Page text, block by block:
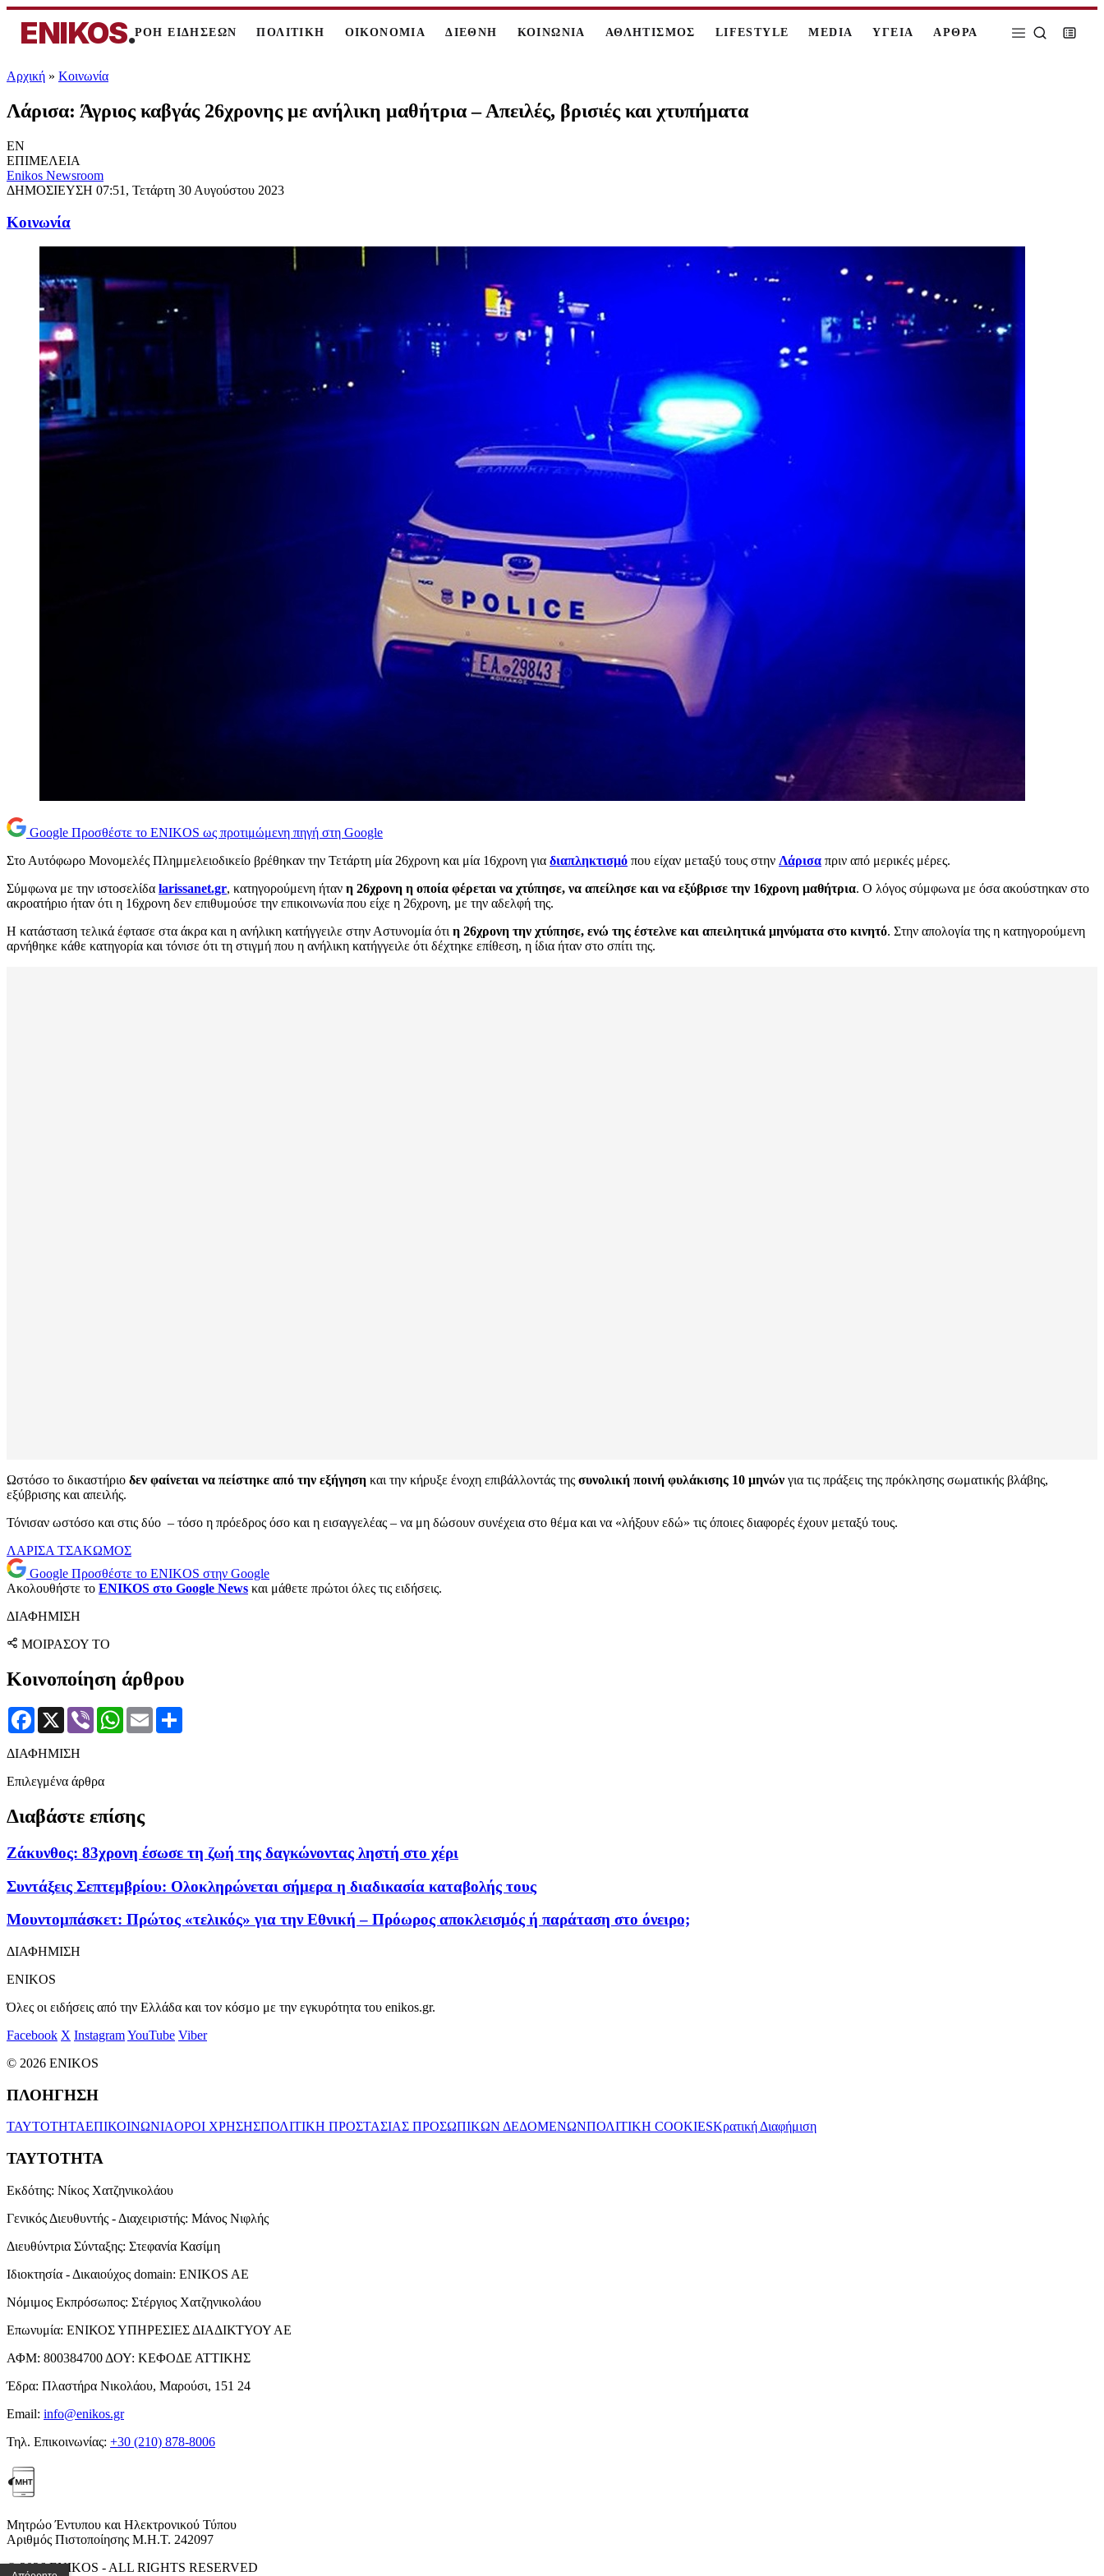
ENIKOS.ΡΟΗ ΕΙΔΗΣΕΩΝ ΠΟΛΙΤΙΚΗ ΟΙΚΟΝΟΜΙΑ ΔΙΕΘΝΗ ΚΟΙΝΩΝΙΑ ΑΘΛΗΤΙΣΜΟΣ LIFESTYLE MEDIA ΥΓΕΙΑ ΑΡΘΡΑ
Αρχική » Κοινωνία
Λάρισα: Άγριος καβγάς 26χρονης με ανήλικη μαθήτρια – Απειλές, βρισιές και χτυπήματα
EN
ΕΠΙΜΕΛΕΙΑ
Enikos Newsroom
ΔΗΜΟΣΙΕΥΣΗ 07:51, Τετάρτη 30 Αυγούστου 2023
Κοινωνία
Google Προσθέστε το ENIKOS ως προτιμώμενη πηγή στη Google
Στο Αυτόφωρο Μονομελές Πλημμελειοδικείο βρέθηκαν την Τετάρτη μία 26χρονη και μία 16χρονη για διαπληκτισμό που είχαν μεταξύ τους στην Λάρισα πριν από μερικές μέρες.
Σύμφωνα με την ιστοσελίδα larissanet.gr, κατηγορούμενη ήταν η 26χρονη η οποία φέρεται να χτύπησε, να απείλησε και να εξύβρισε την 16χρονη μαθήτρια. Ο λόγος σύμφωνα με όσα ακούστηκαν στο
ακροατήριο ήταν ότι η 16χρονη δεν επιθυμούσε την επικοινωνία που είχε η 26χρονη, με την αδελφή της.
Η κατάσταση τελικά έφτασε στα άκρα και η ανήλικη κατήγγειλε στην Αστυνομία ότι η 26χρονη την χτύπησε, ενώ της έστελνε και απειλητικά μηνύματα στο κινητό. Στην απολογία της η κατηγορούμενη
αρνήθηκε κάθε κατηγορία και τόνισε ότι τη στιγμή που η ανήλικη κατήγγειλε ότι δέχτηκε επίθεση, η ίδια ήταν στο σπίτι της.
Ωστόσο το δικαστήριο δεν φαίνεται να πείστηκε από την εξήγηση και την κήρυξε ένοχη επιβάλλοντάς της συνολική ποινή φυλάκισης 10 μηνών για τις πράξεις της πρόκλησης σωματικής βλάβης,
εξύβρισης και απειλής.
Τόνισαν ωστόσο και στις δύο – τόσο η πρόεδρος όσο και η εισαγγελέας – να μη δώσουν συνέχεια στο θέμα και να «λήξουν εδώ» τις όποιες διαφορές έχουν μεταξύ τους.
ΛΑΡΙΣΑ ΤΣΑΚΩΜΟΣ
Google Προσθέστε το ENIKOS στην Google
Ακολουθήστε το ENIKOS στο Google News και μάθετε πρώτοι όλες τις ειδήσεις.
ΔΙΑΦΗΜΙΣΗ
ΜΟΙΡΑΣΟΥ ΤΟ
Κοινοποίηση άρθρου
Facebook
X Viber WhatsApp
Email
ΔΙΑΦΗΜΙΣΗ
Επιλεγμένα άρθρα
Διαβάστε επίσης
Ζάκυνθος: 83χρονη έσωσε τη ζωή της δαγκώνοντας ληστή στο χέρι
Συντάξεις Σεπτεμβρίου: Ολοκληρώνεται σήμερα η διαδικασία καταβολής τους
Μουντομπάσκετ: Πρώτος «τελικός» για την Εθνική – Πρόωρος αποκλεισμός ή παράταση στο όνειρο;
ΔΙΑΦΗΜΙΣΗ
ENIKOS
Όλες οι ειδήσεις από την Ελλάδα και τον κόσμο με την εγκυρότητα του enikos.gr.
Facebook X InstagramYouTube Viber
© 2026 ENIKOS
ΠΛΟΗΓΗΣΗ
ΤΑΥΤΟΤΗΤΑΕΠΙΚΟΙΝΩΝΙΑΟΡΟΙ ΧΡΗΣΗΣΠΟΛΙΤΙΚΗ ΠΡΟΣΤΑΣΙΑΣ ΠΡΟΣΩΠΙΚΩΝ ΔΕΔΟΜΕΝΩΝΠΟΛΙΤΙΚΗ COOKIESΚρατική Διαφήμιση
ΤΑΥΤΟΤΗΤΑ
Εκδότης: Νίκος Χατζηνικολάου
Γενικός Διευθυντής - Διαχειριστής: Μάνος Νιφλής
Διευθύντρια Σύνταξης: Στεφανία Κασίμη
Ιδιοκτησία - Δικαιούχος domain: ENIKOS AE
Νόμιμος Εκπρόσωπος: Στέργιος Χατζηνικολάου
Επωνυμία: ΕΝΙΚΟΣ ΥΠΗΡΕΣΙΕΣ ΔΙΑΔΙΚΤΥΟΥ ΑΕ
ΑΦΜ: 800384700 ΔΟΥ: ΚΕΦΟΔΕ ΑΤΤΙΚΗΣ
Έδρα: Πλαστήρα Νικολάου, Μαρούσι, 151 24
Email: info@enikos.gr
Τηλ. Επικοινωνίας: +30 (210) 878-8006
Μητρώο Έντυπου και Ηλεκτρονικού Τύπου
Αριθμός Πιστοποίησης Μ.Η.Τ. 242097
© 2026 ENIKOS - ALL RIGHTS RESERVED